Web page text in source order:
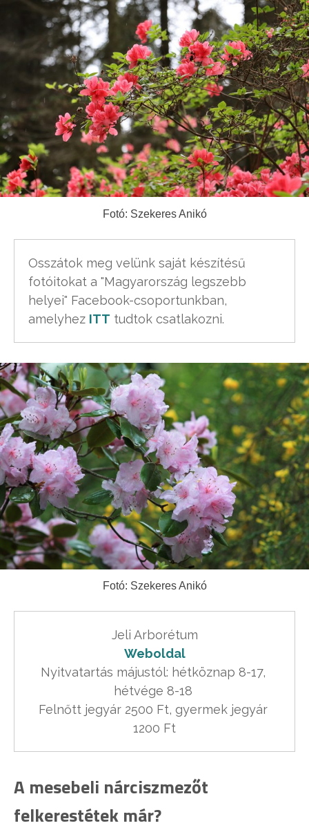
Fotó: Szekeres Anikó
Osszátok meg velünk saját készítésű
fotóitokat a "Magyarország legszebb
helyei" Facebook-csoportunkban,
amelyhez ITT tudtok csatlakozni.
Fotó: Szekeres Anikó
Weboldal
Nyitvatartás májustól: hétköznap 8-17,
hétvége 8-18
Felnőtt jegyár 2500 Ft, gyermek jegyár
1200 Ft
A mesebeli nárciszmezőt
felkerestétek már?